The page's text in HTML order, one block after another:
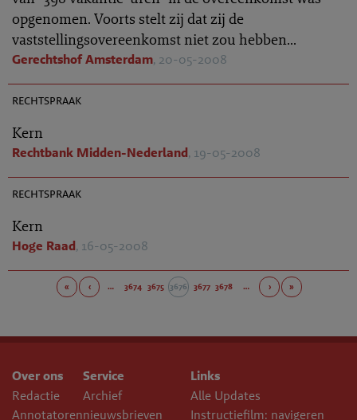
opgenomen. Voorts stelt zij dat zij de
vaststellingsovereenkomst niet zou hebben...
Gerechtshof Amsterdam, 20-05-2008
rechtspraak
Kern
Rechtbank Midden-Nederland, 19-05-2008
rechtspraak
Kern
Hoge Raad, 16-05-2008
« ‹ … 3674 3675 3676 3677 3678 … › »
Over ons
Redactie
Annotatoren
Service
Archief
nieuwsbrieven
Links
Alle Updates
Instructiefilm: navigeren